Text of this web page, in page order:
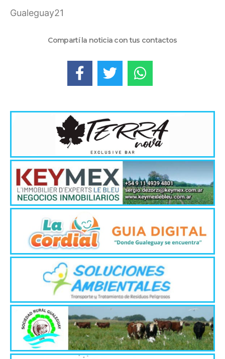
Gualeguay21
Compartí la noticia con tus contactos